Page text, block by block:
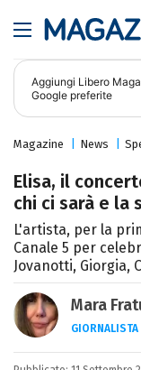
Aggiungi Libero
Google preferite
Magazine News
Elisa, il
chi ci sarà e la
L'artista, per la
Canale 5 per
Jovanotti, Giorgia,
Mara
GIORNALISTA
Nella